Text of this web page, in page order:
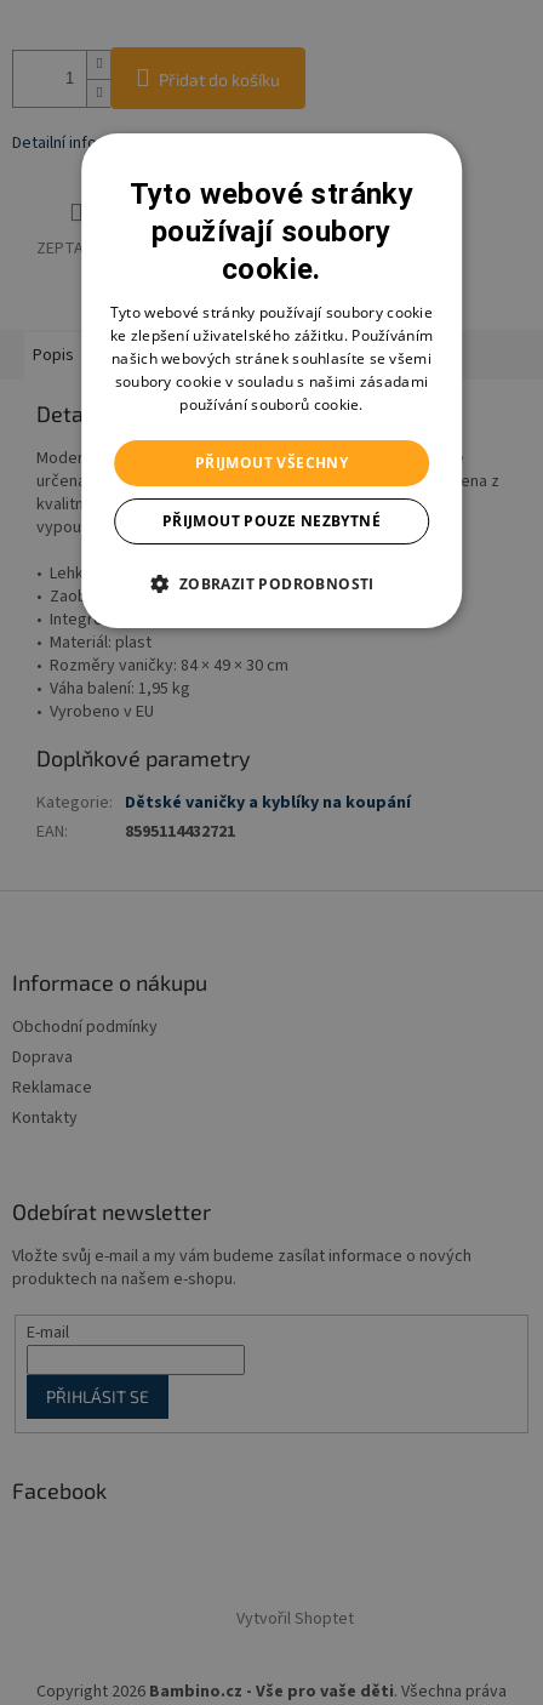
Přidat do košíku
Detailní informace
ZEPTAT SE HLÍDAT SDÍLET
Popis Hodnocení Diskuze Značka Ostatní informace
Detailní popis produktu
Moderní dětská vanička s veselými motivy o délce 84 cm je
určena k pohodlnému koupání vašich nejmenších. Je vyrobena z
kvalitního materiálu a je opatřena praktickou zátkou k
vypouštění vody.
• Lehká a komfortní
• Zaoblený tvar bez ostrých hran
• Integrované držáky na mýdlo
• Materiál: plast
• Rozměry vaničky: 84 × 49 × 30 cm
• Váha balení: 1,95 kg
• Vyrobeno v EU
Doplňkové parametry
Kategorie: Dětské vaničky a kyblíky na koupání
EAN: 8595114432721
Informace o nákupu
Obchodní podmínky
Doprava
Reklamace
Kontakty
Odebírat newsletter
Vložte svůj e-mail a my vám budeme zasílat informace o nových
produktech na našem e-shopu.
E-mail
PŘIHLÁSIT SE
Facebook
Vytvořil Shoptet
Copyright 2026 Bambino.cz - Vše pro vaše děti. Všechna práva
Tyto webové stránky
používají soubory
cookie.
Tyto webové stránky používají soubory cookie
ke zlepšení uživatelského zážitku. Používáním
našich webových stránek souhlasíte se všemi
soubory cookie v souladu s našimi zásadami
používání souborů cookie.
PŘIJMOUT VŠECHNY
PŘIJMOUT POUZE NEZBYTNÉ
ZOBRAZIT PODROBNOSTI